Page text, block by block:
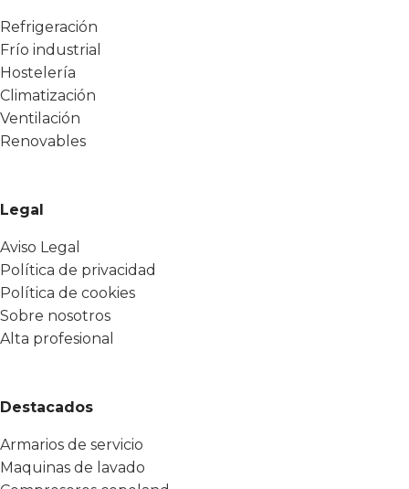
Refrigeración
Frío industrial
Hostelería
Climatización
Ventilación
Renovables
Legal
Aviso Legal
Política de privacidad
Política de cookies
Sobre nosotros
Alta profesional
Destacados
Armarios de servicio
Maquinas de lavado